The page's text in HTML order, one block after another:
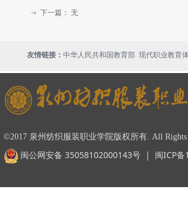
ꁹ 下一篇： 无
©2017 泉州纺织服装职业学院版权所有. All Rights
闽公网安备 35058102000143号 | 闽ICP
友情链接： 中华人民共和国教育部 现代职业教育